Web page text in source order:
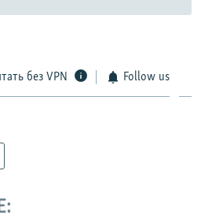
без VPN Follow us